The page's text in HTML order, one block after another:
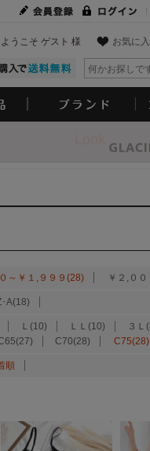
お気に入
ようこそ ゲスト 様
～￥１,９９９(28) ￥２,０
A(18)
Ｌ(10) ＬＬ(10) ３Ｌ
C70(28) C75(28)
順